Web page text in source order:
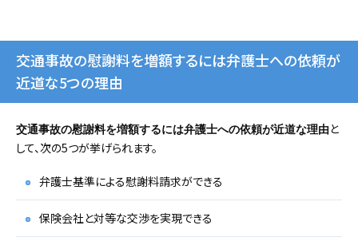
交通事故の慰謝料を増額するには弁護士への依頼が
近道な5つの理由
交通事故の慰謝料を増額するには弁護士への依頼が近道な理由と
して、次の5つが挙げられます。
弁護士基準による慰謝料請求ができる
保険会社と対等な交渉を実現できる